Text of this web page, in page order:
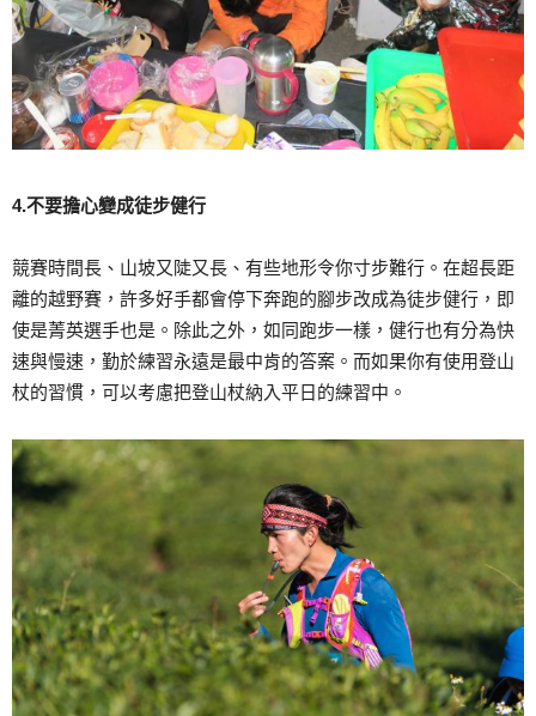
4.不要擔心變成徒步健行
競賽時間長、山坡又陡又長、有些地形令你寸步難行。在超長距
離的越野賽，許多好手都會停下奔跑的腳步改成為徒步健行，即
使是菁英選手也是。除此之外，如同跑步一樣，健行也有分為快
速與慢速，勤於練習永遠是最中肯的答案。而如果你有使用登山
杖的習慣，可以考慮把登山杖納入平日的練習中。